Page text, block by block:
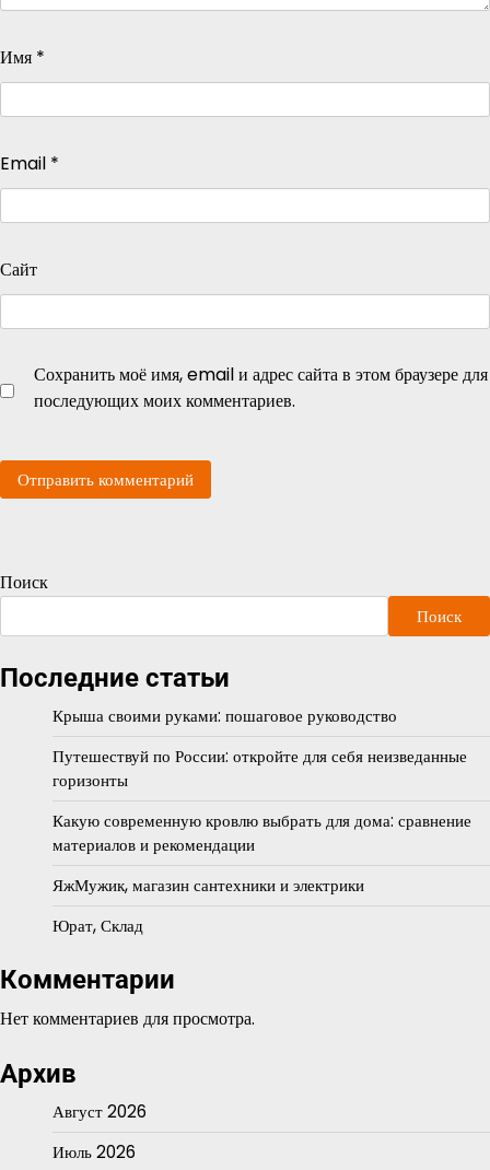
Имя *
Email *
Сайт
Сохранить моё имя, email и адрес сайта в этом браузере для
последующих моих комментариев.
Поиск
Поиск
Последние статьи
Крыша своими руками: пошаговое руководство
Путешествуй по России: откройте для себя неизведанные
горизонты
Какую современную кровлю выбрать для дома: сравнение
материалов и рекомендации
ЯжМужик, магазин сантехники и электрики
Юрат, Склад
Комментарии
Нет комментариев для просмотра.
Архив
Август 2026
Июль 2026